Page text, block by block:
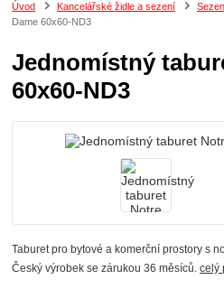
Úvod Kancelářské židle a sezení
Dame 60x60-ND3
Jednomístný
60x60-ND3
Taburet pro bytové a komerční prostory s
Český výrobek se zárukou 36 měsíců.celý